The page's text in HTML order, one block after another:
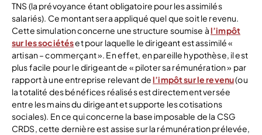
TNS (la prévoyance étant obligatoire pour les assimilés
salariés). Ce montant sera appliqué quel que soit le revenu.
Cette simulation concerne une structure soumise àl’impôt
sur les sociétéset pour laquelle le dirigeant est assimilé «
artisan – commerçant ». En effet, en pareille hypothèse, il est
plus facile pour le dirigeant de « piloter sa rémunération » par
rapport à une entreprise relevant del’impôt sur le revenu(ou
la totalité des bénéfices réalisés est directement versée
entre les mains du dirigeant et supporte les cotisations
sociales). En ce qui concerne la base imposable de la CSG
CRDS, cette dernière est assise sur la rémunération prélevée,